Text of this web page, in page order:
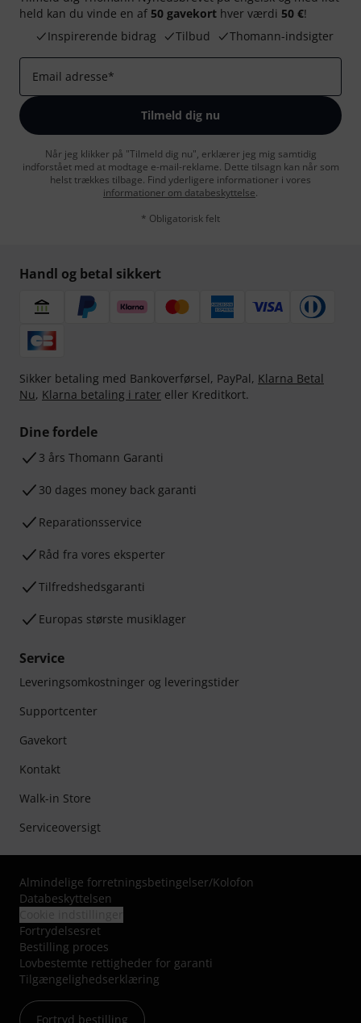
held kan du vinde en af 50 gavekort hver værdi 50 €!
Inspirerende bidrag
Tilbud Thomann-indsigter
Email adresse*
Tilmeld dig nu
Når jeg klikker på "Tilmeld dig nu", erklærer jeg mig samtidig
indforstået med at modtage e-mail-reklame. Dette tilsagn kan når som
helst trækkes tilbage. Find yderligere informationer i vores
informationer om databeskyttelse.
* Obligatorisk felt
Handl og betal sikkert
Sikker betaling med Bankoverførsel, PayPal, Klarna Betal
Nu, Klarna betaling i rater eller Kreditkort.
Dine fordele
3 års Thomann Garanti
30 dages money back garanti
Reparationsservice
Råd fra vores eksperter
Tilfredshedsgaranti
Europas største musiklager
Service
Leveringsomkostninger og leveringstider
Supportcenter
Gavekort
Kontakt
Walk-in Store
Serviceoversigt
Almindelige forretningsbetingelser/Kolofon
Databeskyttelsen
Fortrydelsesret
Bestilling proces
Lovbestemte rettigheder for garanti
Tilgængelighedserklæring
Fortryd bestilling